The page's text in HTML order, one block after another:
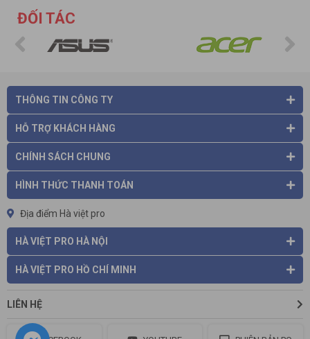
ĐỐI TÁC
THÔNG TIN CÔNG TY
HỖ TRỢ KHÁCH HÀNG
CHÍNH SÁCH CHUNG
HÌNH THỨC THANH TOÁN
Địa điểm Hà việt pro
HÀ VIỆT PRO HÀ NỘI
HÀ VIỆT PRO HỒ CHÍ MINH
LIÊN HỆ